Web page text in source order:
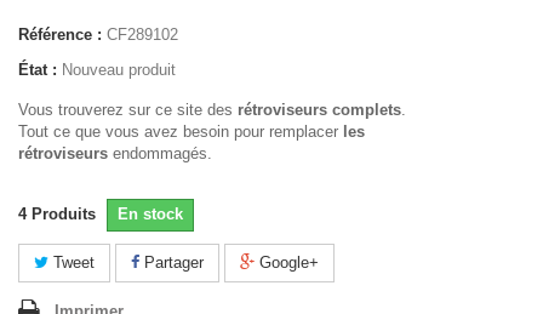
Référence : CF289102
État : Nouveau produit
Vous trouverez sur ce site des rétroviseurs complets.
Tout ce que vous avez besoin pour remplacer les
rétroviseurs endommagés.
4 Produits En stock
Tweet Partager Google+